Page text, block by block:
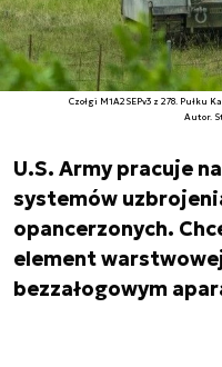
Czołgi M1A2SEPv3 z 278.
Autor.
U.S. Army pracuje
systemów
opancerzonych.
element
bezzałogowym